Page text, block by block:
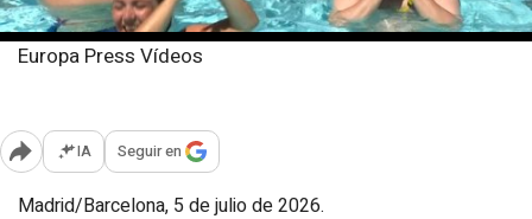
Europa Press Vídeos
Abrir opciones para compartir
IA Seguir en
Madrid/Barcelona, 5 de julio de 2026.